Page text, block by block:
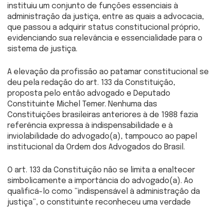
instituiu um conjunto de funções essenciais à
administração da justiça, entre as quais a advocacia,
que passou a adquirir status constitucional próprio,
evidenciando sua relevância e essencialidade para o
sistema de justiça.
A elevação da profissão ao patamar constitucional se
deu pela redação do art. 133 da Constituição,
proposta pelo então advogado e Deputado
Constituinte Michel Temer. Nenhuma das
Constituições brasileiras anteriores à de 1988 fazia
referência expressa à indispensabilidade e à
inviolabilidade do advogado(a), tampouco ao papel
institucional da Ordem dos Advogados do Brasil.
O art. 133 da Constituição não se limita a enaltecer
simbolicamente a importância do advogado(a). Ao
qualificá-lo como “indispensável à administração da
justiça”, o constituinte reconheceu uma verdade